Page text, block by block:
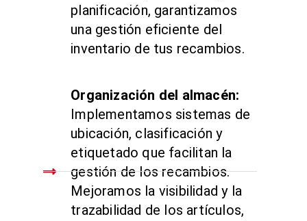
planificación, garantizamos
una gestión eficiente del
inventario de tus recambios.
Organización del almacén:
Implementamos sistemas de
ubicación, clasificación y
etiquetado que facilitan la
gestión de los recambios.
Mejoramos la visibilidad y la
trazabilidad de los artículos,